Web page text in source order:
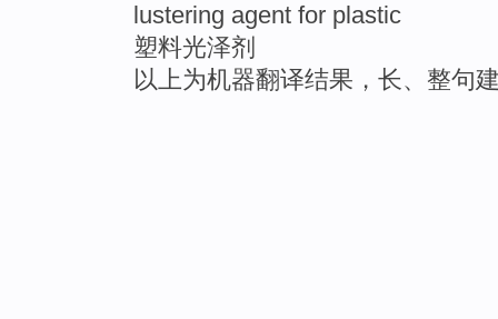
lustering agent for plastic
塑料光泽剂
以上为机器翻译结果，长、整句